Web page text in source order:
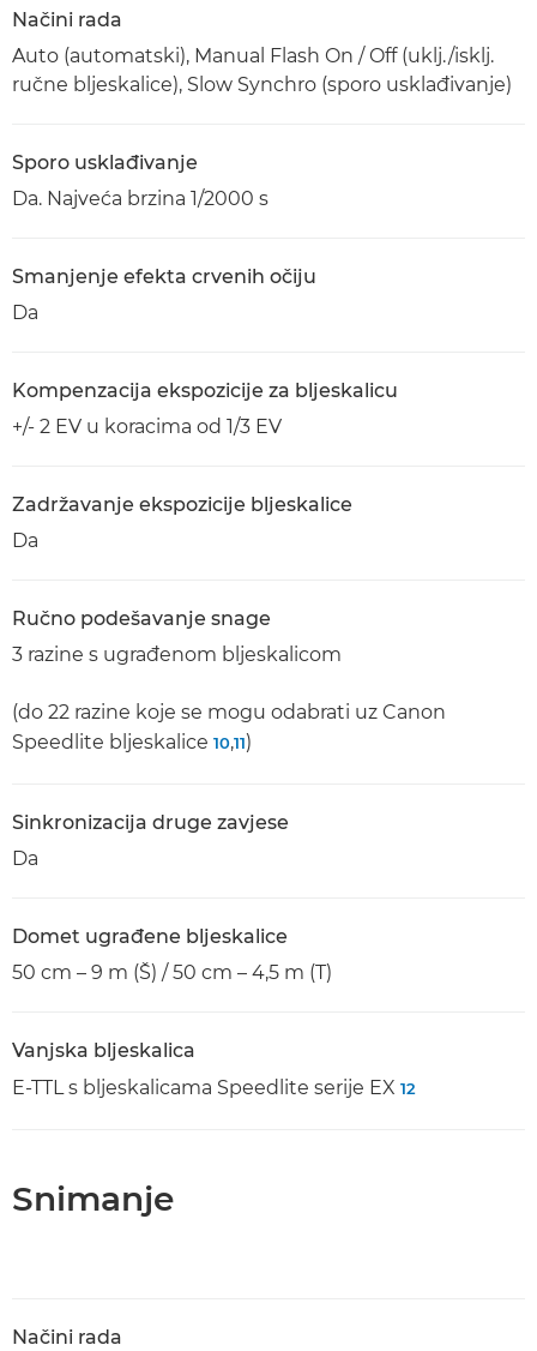
Načini rada
Auto (automatski), Manual Flash On / Off (uklj./isklj.
ručne bljeskalice), Slow Synchro (sporo usklađivanje)
Sporo usklađivanje
Da. Najveća brzina 1/2000 s
Smanjenje efekta crvenih očiju
Da
Kompenzacija ekspozicije za bljeskalicu
+/- 2 EV u koracima od 1/3 EV
Zadržavanje ekspozicije bljeskalice
Da
Ručno podešavanje snage
3 razine s ugrađenom bljeskalicom
(do 22 razine koje se mogu odabrati uz Canon
Speedlite bljeskalice 10,11)
Sinkronizacija druge zavjese
Da
Domet ugrađene bljeskalice
50 cm – 9 m (Š) / 50 cm – 4,5 m (T)
Vanjska bljeskalica
E-TTL s bljeskalicama Speedlite serije EX 12
Snimanje
Načini rada